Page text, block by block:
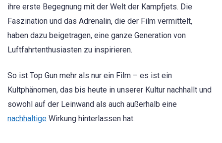
ihre erste Begegnung mit der Welt der Kampfjets. Die
Faszination und das Adrenalin, die der Film vermittelt,
haben dazu beigetragen, eine ganze Generation von
Luftfahrtenthusiasten zu inspirieren.
So ist Top Gun mehr als nur ein Film – es ist ein
Kultphänomen, das bis heute in unserer Kultur nachhallt und
sowohl auf der Leinwand als auch außerhalb eine
nachhaltige Wirkung hinterlassen hat.